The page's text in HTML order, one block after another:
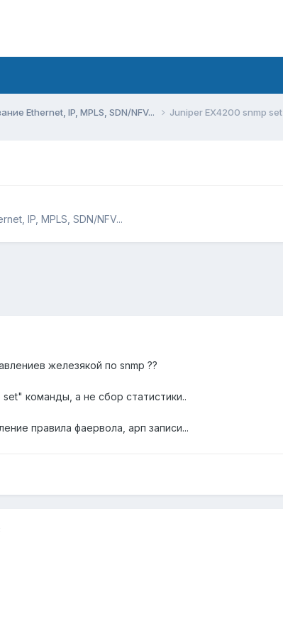
Ethernet, IP, MPLS, SDN/NFV... Juniper EX4200 snmp set
IP, MPLS, SDN/NFV...
железякой по snmp ??
команды, а не сбор статистики..
правила фаервола, арп записи...